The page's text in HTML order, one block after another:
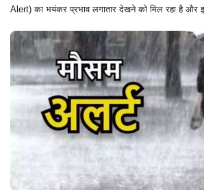
Alert) का भयंकर प्रभाव लगातार देखने को मिल रहा है और